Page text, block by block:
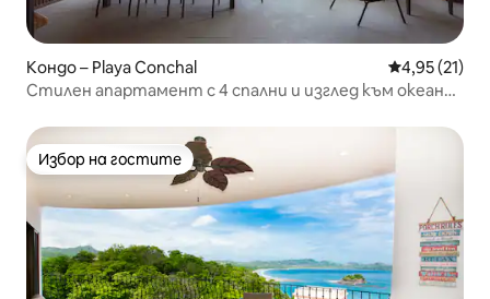
Кондо – Playa Conchal Средна
4,95 (21)
Стилен апартамент с 4 спални и изглед към океана |
Избор на гостите
Избор на гостите